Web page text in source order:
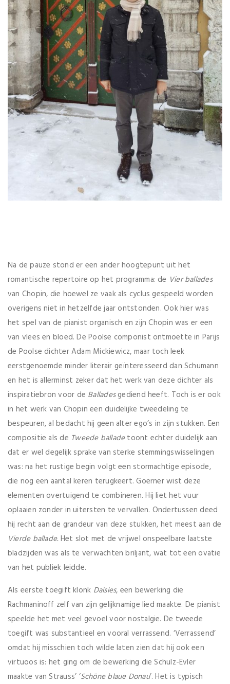
Na de pauze stond er een ander hoogtepunt uit het
romantische repertoire op het programma: de Vier ballades
van Chopin, die hoewel ze vaak als cyclus gespeeld worden
overigens niet in hetzelfde jaar ontstonden. Ook hier was
het spel van de pianist organisch en zijn Chopin was er een
van vlees en bloed. De Poolse componist ontmoette in Parijs
de Poolse dichter Adam Mickiewicz, maar toch leek
eerstgenoemde minder literair geïnteresseerd dan Schumann
en het is allerminst zeker dat het werk van deze dichter als
inspiratiebron voor de Balladesgediend heeft. Toch is er ook
in het werk van Chopin een duidelijke tweedeling te
bespeuren, al bedacht hij geen alter ego’s in zijn stukken. Een
compositie als de Tweede balladetoont echter duidelijk aan
dat er wel degelijk sprake van sterke stemmingswisselingen
was: na het rustige begin volgt een stormachtige episode,
die nog een aantal keren terugkeert. Goerner wist deze
elementen overtuigend te combineren. Hij liet het vuur
oplaaien zonder in uitersten te vervallen. Ondertussen deed
hij recht aan de grandeur van deze stukken, het meest aan de
Vierde ballade. Het slot met de vrijwel onspeelbare laatste
bladzijden was als te verwachten briljant, wat tot een ovatie
van het publiek leidde.
Als eerste toegift klonk Daisies, een bewerking die
Rachmaninoff zelf van zijn gelijknamige lied maakte. De pianist
speelde het met veel gevoel voor nostalgie. De tweede
toegift was substantieel en vooral verrassend. ‘Verrassend’
omdat hij misschien toch wilde laten zien dat hij ook een
virtuoos is: het ging om de bewerking die Schulz-Evler
maakte van Strauss’ ‘Schöne blaue Donau’. Het is typisch